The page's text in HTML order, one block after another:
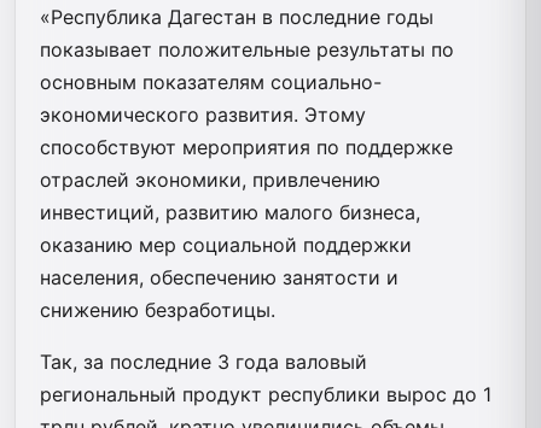
«Республика Дагестан в последние годы
показывает положительные результаты по
основным показателям социально-
экономического развития. Этому
способствуют мероприятия по поддержке
отраслей экономики, привлечению
инвестиций, развитию малого бизнеса,
оказанию мер социальной поддержки
населения, обеспечению занятости и
снижению безработицы.
Так, за последние 3 года валовый
региональный продукт республики вырос до 1